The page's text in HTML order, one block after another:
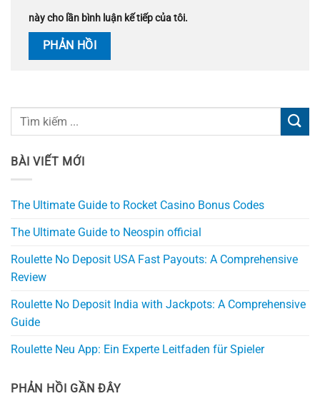
này cho lần bình luận kế tiếp của tôi.
BÀI VIẾT MỚI
The Ultimate Guide to Rocket Casino Bonus Codes
The Ultimate Guide to Neospin official
Roulette No Deposit USA Fast Payouts: A Comprehensive
Review
Roulette No Deposit India with Jackpots: A Comprehensive
Guide
Roulette Neu App: Ein Experte Leitfaden für Spieler
PHẢN HỒI GẦN ĐÂY